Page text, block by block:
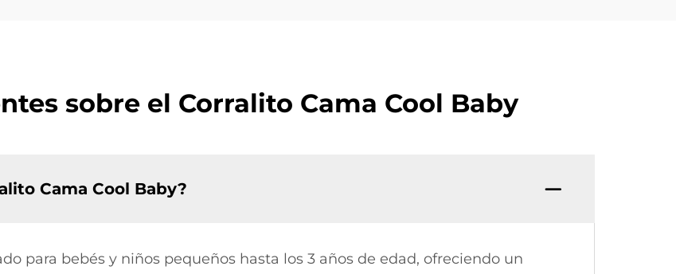
sobre el Corralito Cama Cool Baby
Cama Cool Baby?
para bebés y niños pequeños hasta los 3 años de edad, ofreciendo un